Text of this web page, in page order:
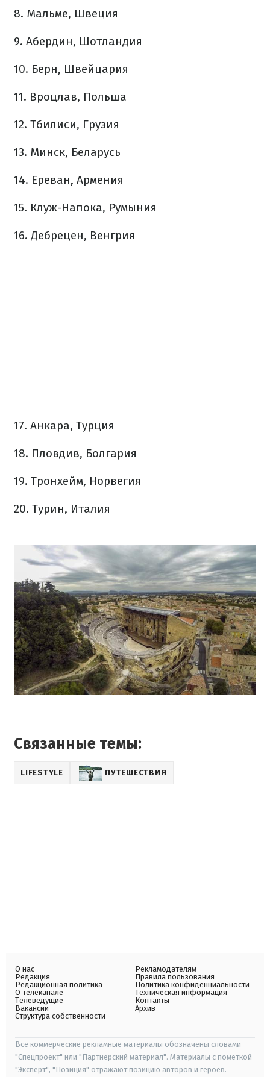
8. Мальме, Швеция
9. Абердин, Шотландия
10. Берн, Швейцария
11. Вроцлав, Польша
12. Тбилиси, Грузия
13. Минск, Беларусь
14. Ереван, Армения
15. Клуж-Напока, Румыния
16. Дебрецен, Венгрия
17. Анкара, Турция
18. Пловдив, Болгария
19. Тронхейм, Норвегия
20. Турин, Италия
Связанные темы:
LIFESTYLE ПУТЕШЕСТВИЯ
О нас
Редакция
Редакционная политика
О телеканале
Телеведущие
Вакансии
Структура собственности
Рекламодателям
Правила пользования
Политика конфиденциальности
Техническая информация
Контакты
Архив
Все коммерческие рекламные материалы обозначены словами
"Спецпроект" или "Партнерский материал". Материалы с пометкой
"Эксперт", "Позиция" отражают позицию авторов и героев.